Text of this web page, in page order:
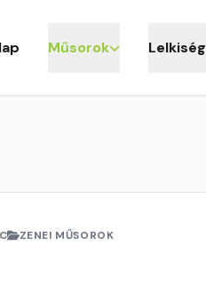
Műsorok Lelkiség
ZENEI MŰSOROK